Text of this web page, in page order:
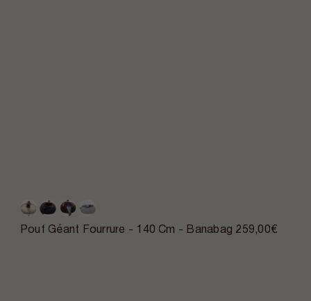
Pouf Géant Fourrure - 140 Cm - Banabag 259,00€